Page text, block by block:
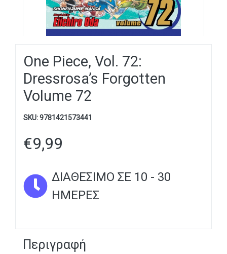
One Piece, Vol. 72:
Dressrosa’s Forgotten
Volume 72
SKU:9781421573441
€9,99
ΔΙΑΘΈΣΙΜΟ ΣΕ 10 - 30
ΗΜΈΡΕΣ
Περιγραφή